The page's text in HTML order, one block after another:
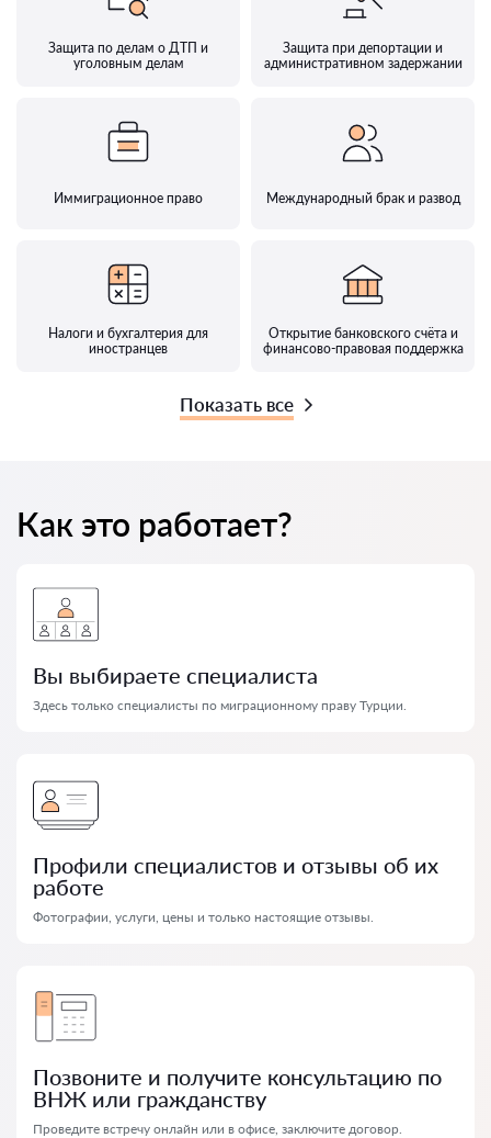
Защита по делам о ДТП и
уголовным делам
Защита при депортации и
административном задержании
Иммиграционное право Международный брак и развод
Налоги и бухгалтерия для
иностранцев
Открытие банковского счёта и
финансово-правовая поддержка
Показать все
Как это работает?
Вы выбираете специалиста
Здесь только специалисты по миграционному праву Турции.
Профили специалистов и отзывы об их
работе
Фотографии, услуги, цены и только настоящие отзывы.
Позвоните и получите консультацию по
ВНЖ или гражданству
Проведите встречу онлайн или в офисе, заключите договор.